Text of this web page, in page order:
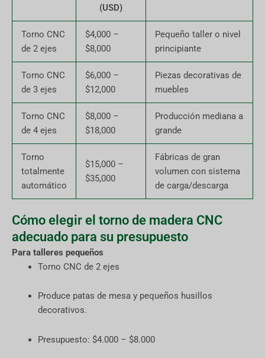
(USD)
Torno CNC
de 2 ejes
$4,000 –
$8,000
Pequeño taller o nivel
principiante
Torno CNC
de 3 ejes
$6,000 –
$12,000
Piezas decorativas de
muebles
Torno CNC
de 4 ejes
$8,000 –
$18,000
Producción mediana a
grande
Torno
totalmente
automático
$15,000 –
$35,000
Fábricas de gran
volumen con sistema
de carga/descarga
Cómo elegir el torno de madera CNC
adecuado para su presupuesto
Para talleres pequeños
Torno CNC de 2 ejes
Produce patas de mesa y pequeños husillos
decorativos.
Presupuesto: $4.000 – $8.000